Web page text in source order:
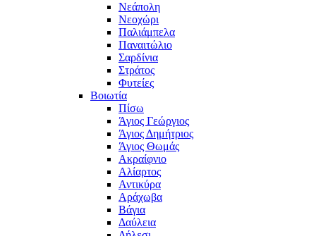
Νεάπολη
Νεοχώρι
Παλιάμπελα
Παναιτώλιο
Σαρδίνια
Στράτος
Φυτείες
Βοιωτία
Πίσω
Άγιος Γεώργιος
Άγιος Δημήτριος
Άγιος Θωμάς
Ακραίφνιο
Αλίαρτος
Αντικύρα
Αράχωβα
Βάγια
Δαύλεια